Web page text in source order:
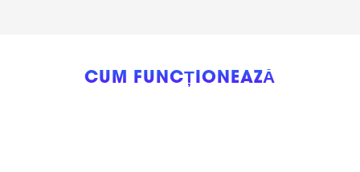
CUM FUNCȚIONEAZĂ